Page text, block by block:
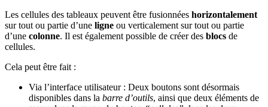
Les cellules des tableaux peuvent être fusionnées horizontalement
sur tout ou partie d’une ligne ou verticalement sur tout ou partie
d’une colonne. Il est également possible de créer des blocs de
cellules.
Cela peut être fait :
Via l’interface utilisateur : Deux boutons sont désormais
disponibles dans la barre d’outils, ainsi que deux éléments de